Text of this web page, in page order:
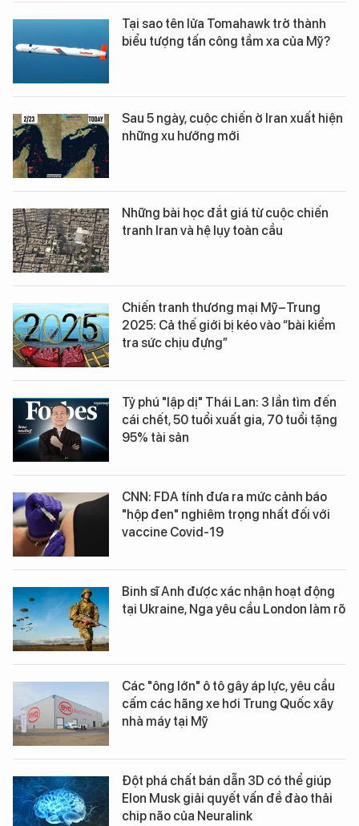
Tại sao tên lửa Tomahawk trở thành
biểu tượng tấn công tầm xa của Mỹ?
Sau 5 ngày, cuộc chiến ở Iran xuất hiện
những xu hướng mới
Những bài học đắt giá từ cuộc chiến
tranh Iran và hệ lụy toàn cầu
Chiến tranh thương mại Mỹ–Trung
2025: Cả thế giới bị kéo vào “bài kiểm
tra sức chịu đựng”
Tỷ phú "lập dị" Thái Lan: 3 lần tìm đến
cái chết, 50 tuổi xuất gia, 70 tuổi tặng
95% tài sản
CNN: FDA tính đưa ra mức cảnh báo
"hộp đen" nghiêm trọng nhất đối với
vaccine Covid-19
Binh sĩ Anh được xác nhận hoạt động
tại Ukraine, Nga yêu cầu London làm rõ
Các "ông lớn" ô tô gây áp lực, yêu cầu
cấm các hãng xe hơi Trung Quốc xây
nhà máy tại Mỹ
Đột phá chất bán dẫn 3D có thể giúp
Elon Musk giải quyết vấn đề đào thải
chip não của Neuralink